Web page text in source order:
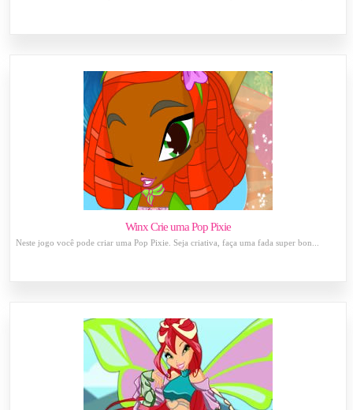
Winx Crie uma Pop Pixie
Neste jogo você pode criar uma Pop Pixie. Seja criativa, faça uma fada super bon...